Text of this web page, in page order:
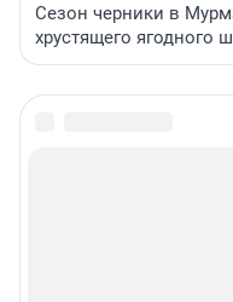
Сезон черники в
хрустящего ягодного